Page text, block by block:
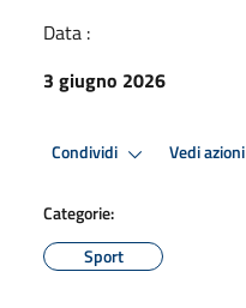
Data :
3 giugno 2026
Condividi Vedi azioni
Categorie:
Sport